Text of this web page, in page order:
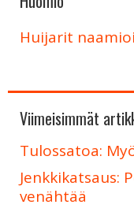
Huijarit
Viimeisimmät
Tulossatoa:
Jenkkikatsaus:
venähtää